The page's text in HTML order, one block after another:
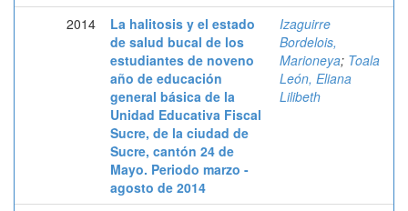
2014
La halitosis y el estado
de salud bucal de los
estudiantes de noveno
año de educación
general básica de la
Unidad Educativa Fiscal
Sucre, de la ciudad de
Sucre, cantón 24 de
Mayo. Periodo marzo -
agosto de 2014
Izaguirre
Bordelois,
Marioneya; Toala
León, Eliana
Lilibeth